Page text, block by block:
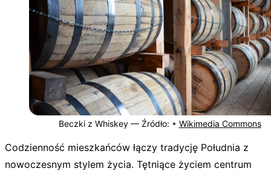
Beczki z Whiskey — Źródło: • Wikimedia Commons
Codzienność mieszkańców łączy tradycję Południa z
nowoczesnym stylem życia. Tętniące życiem centrum